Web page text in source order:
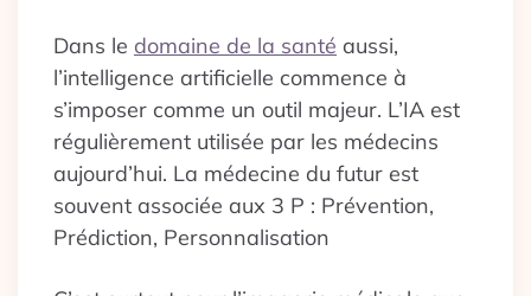
Dans le domaine de la santé aussi,
l’intelligence artificielle commence à
s’imposer comme un outil majeur. L’IA est
régulièrement utilisée par les médecins
aujourd’hui. La médecine du futur est
souvent associée aux 3 P : Prévention,
Prédiction, Personnalisation